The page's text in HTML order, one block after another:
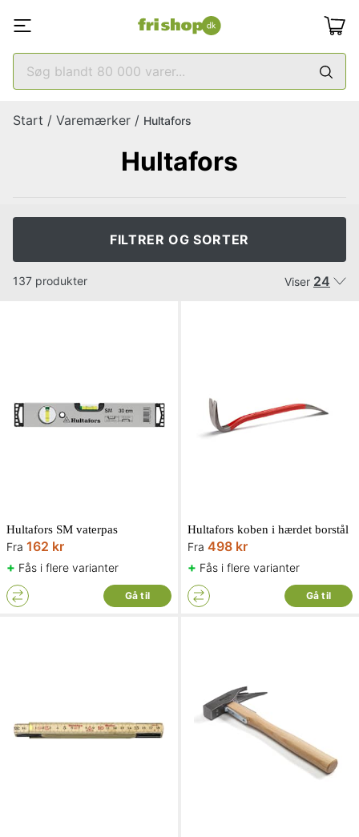
Start / Varemærker / Hultafors
Hultafors
FILTRER OG SORTER
137 produkter Viser 24
Hultafors SM vaterpas
Fra 162 kr
+ Fås i flere varianter
Gå til
Hultafors koben i hærdet borstål
Fra 498 kr
+ Fås i flere varianter
Gå til